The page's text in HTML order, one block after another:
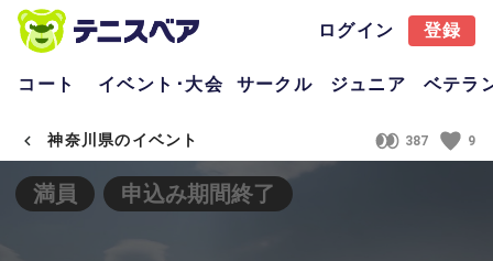
ログイン 登録
コート イベント･大会 サークル ジュニア ベテラ
神奈川県のイベント 387 9
満員 申込み期間終了